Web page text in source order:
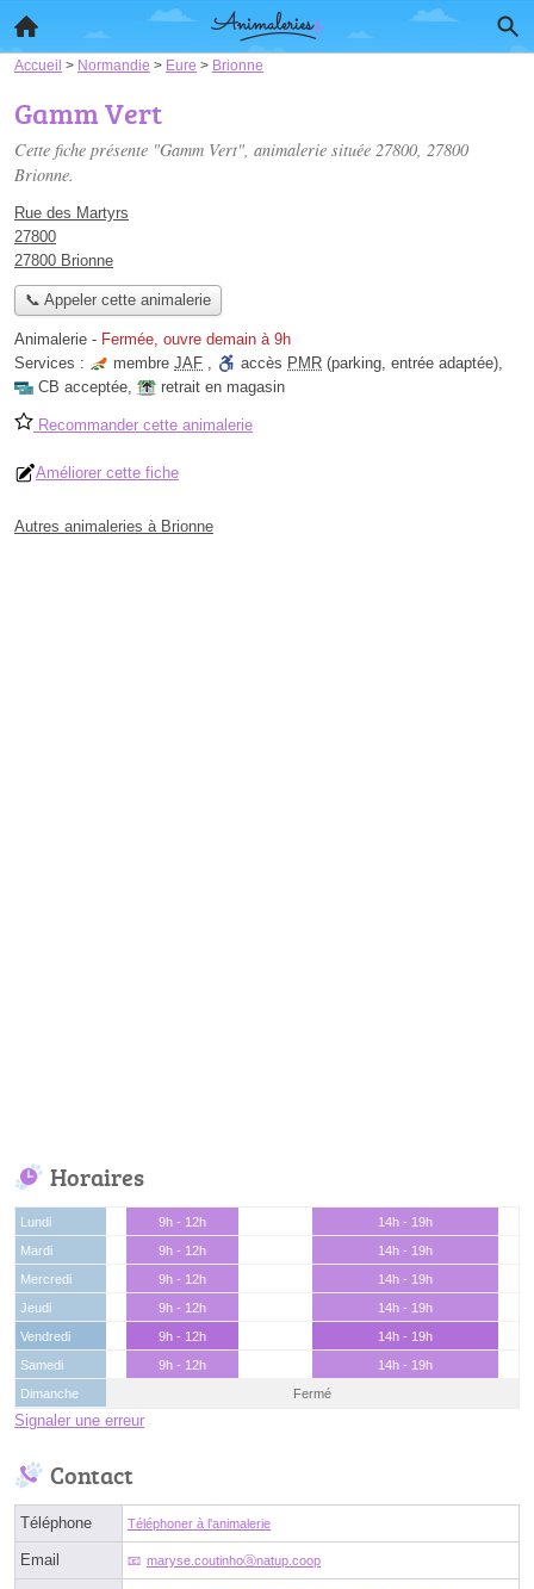
Accueil > Normandie > Eure > Brionne
Gamm Vert
Cette fiche présente "Gamm Vert", animalerie située 27800, 27800
Brionne.
Rue des Martyrs
27800
27800 Brionne
📞 Appeler cette animalerie
Animalerie - Fermée, ouvre demain à 9h
Services :
membre JAF , accès PMR (parking, entrée adaptée),
CB acceptée, retrait en magasin
Recommander cette animalerie
Améliorer cette fiche
Autres animaleries à Brionne
Horaires
Lundi 9h - 12h
14h - 19h
Mardi
9h - 12h
14h - 19h
Mercredi
9h - 12h
14h - 19h
Jeudi
9h - 12h
14h - 19h
Vendredi
9h - 12h
14h - 19h
Samedi
9h - 12h
14h - 19h
Dimanche
Fermé
Signaler une erreur
Contact
Téléphone Téléphoner à l'animalerie
Email maryse.coutinhoⓐnatup.coop